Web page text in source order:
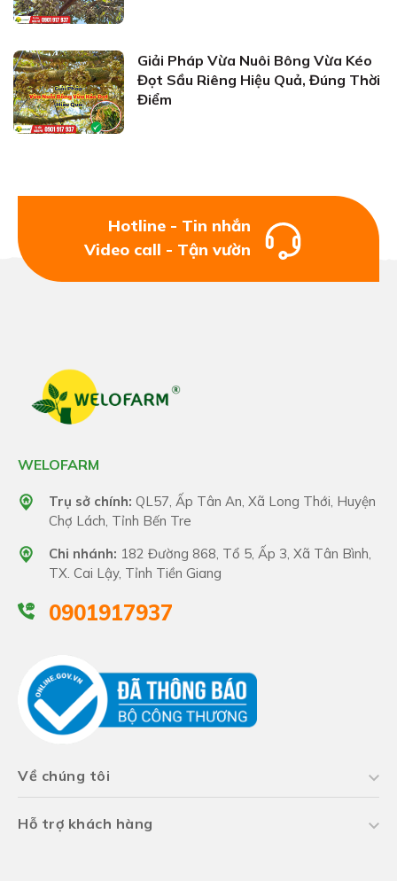
Giải Pháp Vừa Nuôi Bông Vừa Kéo
Đọt Sầu Riêng Hiệu Quả, Đúng Thời
Điểm
Hotline - Tin nhắn
Video call - Tận vườn
WELOFARM
Trụ sở chính: QL57, Ấp Tân An, Xã Long Thới, Huyện
Chợ Lách, Tỉnh Bến Tre
Chi nhánh: 182 Đường 868, Tổ 5, Ấp 3, Xã Tân Bình,
TX. Cai Lậy, Tỉnh Tiền Giang
0901917937
Về chúng tôi
Hỗ trợ khách hàng